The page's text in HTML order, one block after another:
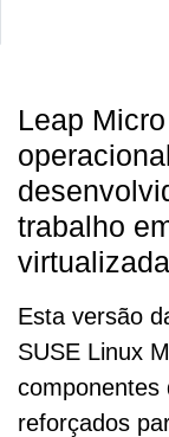
Leap
trabalho
Esta versão
SUSE Linux
componentes
reforçados